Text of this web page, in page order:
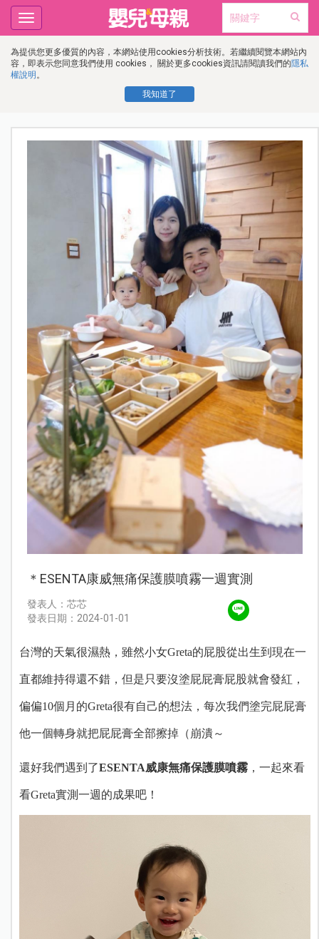
為提供您更多優質的內容，本網站使用cookies分析技術。若繼續閱覽本網站內
容，即表示您同意我們使用 cookies， 關於更多cookies資訊請閱讀我們的隱私
權說明 。
我知道了
Toggle
navigation
＊ESENTA康威無痛保護膜噴霧一週實測
發表人：芯芯
發表日期：2024-01-01
台灣的天氣很濕熱，雖然小女Greta的屁股從出生到現在一
直都維持得還不錯，但是只要沒塗屁屁膏屁股就會發紅，
偏偏10個月的Greta很有自己的想法，每次我們塗完屁屁膏
他一個轉身就把屁屁膏全部擦掉（崩潰～
還好我們遇到了ESENTA威康無痛保護膜噴霧，一起來看
看Greta實測一週的成果吧！